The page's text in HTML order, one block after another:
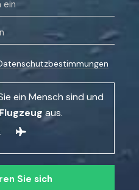
ein Mensch sind und
aus.